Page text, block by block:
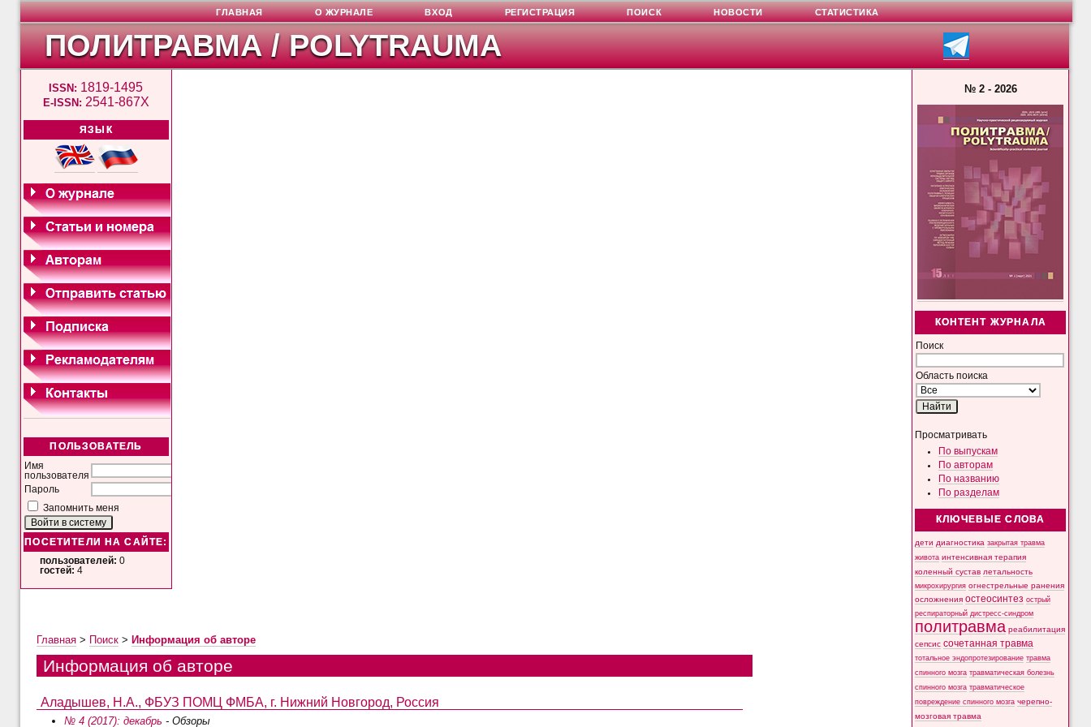
ПОЛИТРАВМА / POLYTRAUMA
ISSN: 1819-1495
E-ISSN: 2541-867X
ЯЗЫК
ПОЛЬЗОВАТЕЛЬ
Имя
пользователя
Пароль
Запомнить меня
ПОСЕТИТЕЛИ НА САЙТЕ:
пользователей: 0
гостей: 4
№ 2 - 2026
КОНТЕНТ ЖУРНАЛА
Поиск
Область поиска
Просматривать
По выпускам
По авторам
По названию
По разделам
КЛЮЧЕВЫЕ СЛОВА
дети диагностика закрытая травма
живота интенсивная терапия
коленный сустав летальность
микрохирургия огнестрельные ранения
осложнения остеосинтез острый
респираторный дистресс-синдром
политравма реабилитация
сепсис сочетанная травма
тотальное эндопротезирование травма
спинного мозга травматическая болезнь
спинного мозга травматическое
повреждение спинного мозга черепно-
мозговая травма
ГЛАВНАЯ О ЖУРНАЛЕ ВХОД РЕГИСТРАЦИЯ ПОИСК НОВОСТИ СТАТИСТИКА
Главная> Поиск> Информация об авторе
Информация об авторе
Аладышев, Н.А., ФБУЗ ПОМЦ ФМБА, г. Нижний Новгород, Россия
№ 4 (2017): декабрь - Обзоры